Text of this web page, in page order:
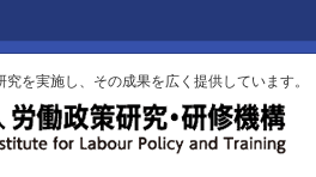
を実施し、その成果を広く提供しています。